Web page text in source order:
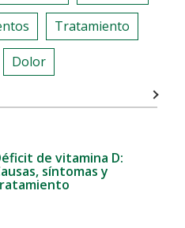
Tratamiento
Dolor
de vitamina D:
síntomas y